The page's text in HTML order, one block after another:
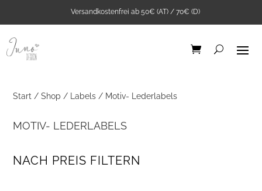
Versandkostenfrei ab 50€ (AT) / 70€ (D)
Start /Shop / Labels / Motiv- Lederlabels
MOTIV- LEDERLABELS
NACH PREIS FILTERN